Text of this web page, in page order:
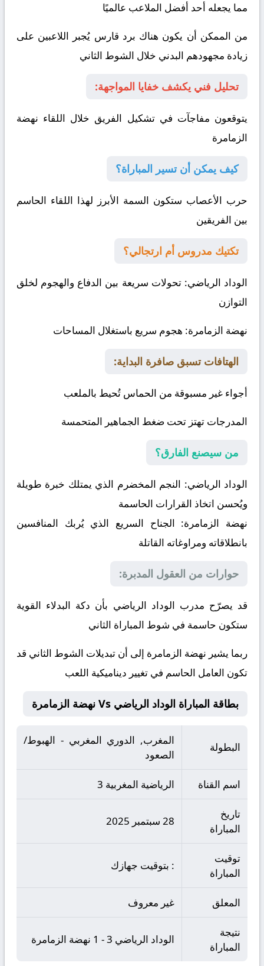
مما يجعله أحد أفضل الملاعب عالميًا
من الممكن أن يكون هناك برد قارس يُجبر اللاعبين على
زيادة مجهودهم البدني خلال الشوط الثاني
تحليل فني يكشف خفايا المواجهة:
يتوقعون مفاجآت في تشكيل الفريق خلال اللقاء نهضة
الزمامرة
كيف يمكن أن تسير المباراة؟
حرب الأعصاب ستكون السمة الأبرز لهذا اللقاء الحاسم
بين الفريقين
تكتيك مدروس أم ارتجالي؟
الوداد الرياضي: تحولات سريعة بين الدفاع والهجوم لخلق
التوازن
نهضة الزمامرة: هجوم سريع باستغلال المساحات
الهتافات تسبق صافرة البداية:
أجواء غير مسبوقة من الحماس تُحيط بالملعب
المدرجات تهتز تحت ضغط الجماهير المتحمسة
من سيصنع الفارق؟
الوداد الرياضي: النجم المخضرم الذي يمتلك خبرة طويلة
ويُحسن اتخاذ القرارات الحاسمة
نهضة الزمامرة: الجناح السريع الذي يُربك المنافسين
بانطلاقاته ومراوغاته القاتلة
حوارات من العقول المدبرة:
قد يصرّح مدرب الوداد الرياضي بأن دكة البدلاء القوية
ستكون حاسمة في شوط المباراة الثاني
ربما يشير نهضة الزمامرة إلى أن تبديلات الشوط الثاني قد
تكون العامل الحاسم في تغيير ديناميكية اللعب
بطاقة المباراة الوداد الرياضي Vs نهضة الزمامرة
البطولة
المغرب, الدوري المغربي - الهبوط/
الصعود
اسم القناة الرياضية المغربية 3
تاريخ
المباراة
28 سبتمبر 2025
توقيت
المباراة
: بتوقيت جهازك
المعلق غير معروف
نتيجة
المباراة
الوداد الرياضي 3 - 1 نهضة الزمامرة